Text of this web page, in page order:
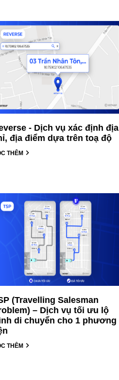
- Dịch vụ xác định địa
địa điểm dựa trên toạ độ
THÊM
(Travelling Salesman
– Dịch vụ tối ưu lộ
di chuyển cho 1 phương
THÊM